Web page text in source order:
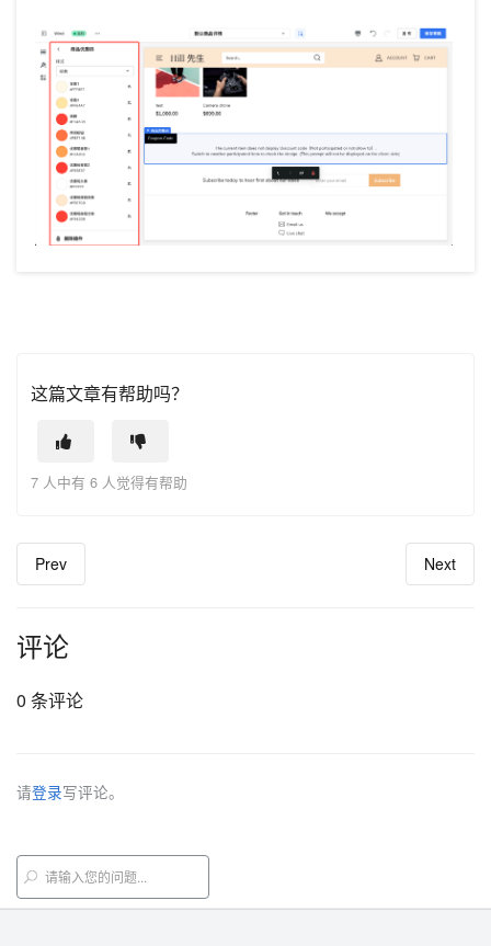
这篇文章有帮助吗？
7 人中有 6 人觉得有帮助
Prev Next
评论
0 条评论
请登录写评论。